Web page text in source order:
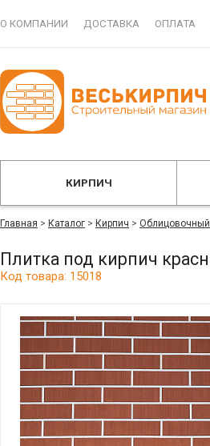
О КОМПАНИИ ДОСТАВКА ОПЛАТА
КИРПИЧ
Главная > Каталог > Кирпич > Облицовочный
Плитка под кирпич
Код товара: 15018